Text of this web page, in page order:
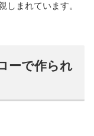
しまれています。
ーで作られ